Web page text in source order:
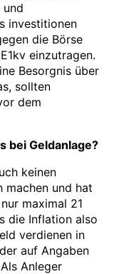
und
investitionen
die Börse
einzutragen.
Besorgnis über
sollten
dem
bei Geldanlage?
keinen
machen und hat
maximal 21
die Inflation also
verdienen in
auf Angaben
Anleger